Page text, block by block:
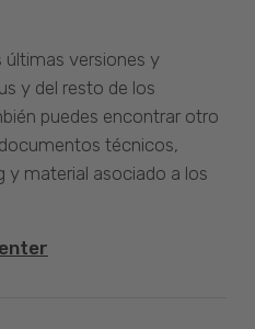
últimas versiones y
y del resto de los
puedes encontrar otro
técnicos,
material asociado a los